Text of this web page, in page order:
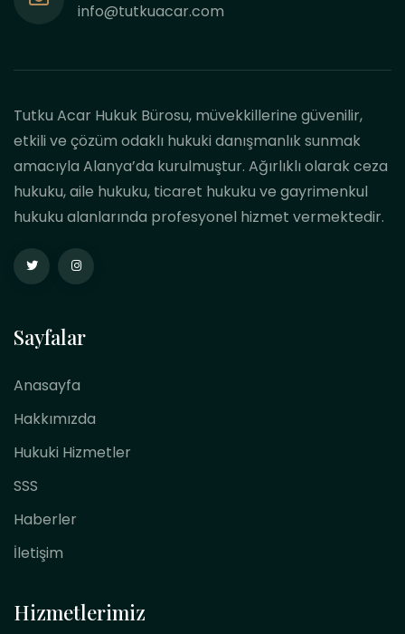
info@tutkuacar.com
Tutku Acar Hukuk Bürosu, müvekkillerine güvenilir,
etkili ve çözüm odaklı hukuki danışmanlık sunmak
amacıyla Alanya’da kurulmuştur. Ağırlıklı olarak ceza
hukuku, aile hukuku, ticaret hukuku ve gayrimenkul
hukuku alanlarında profesyonel hizmet vermektedir.
Sayfalar
Anasayfa
Hakkımızda
Hukuki Hizmetler
SSS
Haberler
İletişim
Hizmetlerimiz